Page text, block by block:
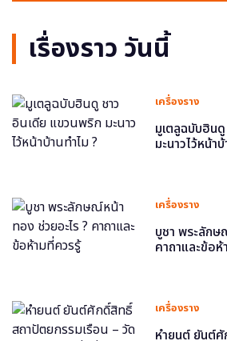
เรื่องราว วันนี้
เครื่องราง
มูเตลูฉบับฮิน
มะนาวไว้หน้า
เครื่องราง
บูชา พระลักษ
คาถาและข้อ
เครื่องราง
หำยนต์ ยันต์